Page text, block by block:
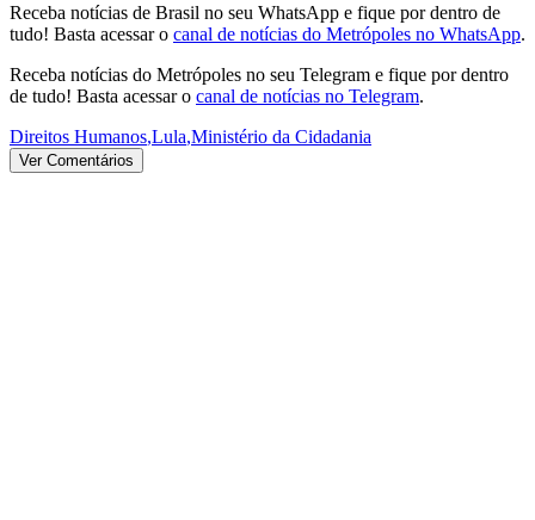
Receba notícias de Brasil no seu WhatsApp e fique por dentro de
tudo! Basta acessar o canal de notícias do Metrópoles no WhatsApp.
Receba notícias do Metrópoles no seu Telegram e fique por dentro
de tudo! Basta acessar o canal de notícias no Telegram.
Direitos Humanos,Lula,Ministério da Cidadania
Ver Comentários